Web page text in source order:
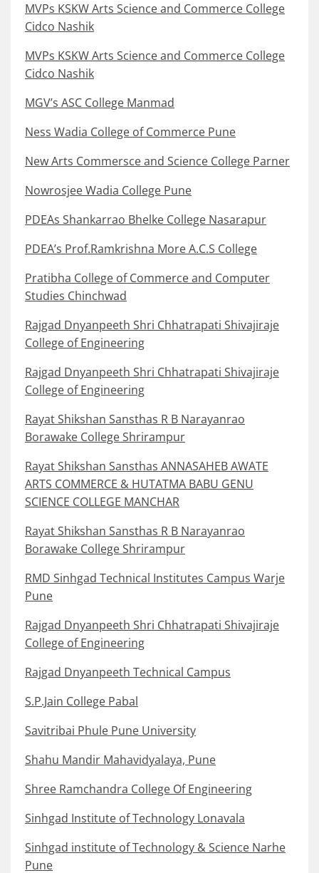
MVPs KSKW Arts Science and Commerce College
Cidco Nashik
MVPs KSKW Arts Science and Commerce College
Cidco Nashik
MGV’s ASC College Manmad
Ness Wadia College of Commerce Pune
New Arts Commersce and Science College Parner
Nowrosjee Wadia College Pune
PDEAs Shankarrao Bhelke College Nasarapur
PDEA’s Prof.Ramkrishna More A.C.S College
Pratibha College of Commerce and Computer
Studies Chinchwad
Rajgad Dnyanpeeth Shri Chhatrapati Shivajiraje
College of Engineering
Rajgad Dnyanpeeth Shri Chhatrapati Shivajiraje
College of Engineering
Rayat Shikshan Sansthas R B Narayanrao
Borawake College Shrirampur
Rayat Shikshan Sansthas ANNASAHEB AWATE
ARTS COMMERCE & HUTATMA BABU GENU
SCIENCE COLLEGE MANCHAR
Rayat Shikshan Sansthas R B Narayanrao
Borawake College Shrirampur
RMD Sinhgad Technical Institutes Campus Warje
Pune
Rajgad Dnyanpeeth Shri Chhatrapati Shivajiraje
College of Engineering
Rajgad Dnyanpeeth Technical Campus
S.P.Jain College Pabal
Savitribai Phule Pune University
Shahu Mandir Mahavidyalaya, Pune
Shree Ramchandra College Of Engineering
Sinhgad Institute of Technology Lonavala
Sinhgad institute of Technology & Science Narhe
Pune